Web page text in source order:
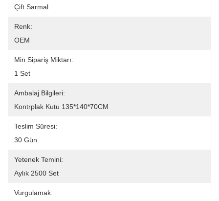
Çift ​​sarmal
Renk:
OEM
Min Sipariş Miktarı:
1 Set
Ambalaj Bilgileri:
Kontrplak Kutu 135*140*70CM
Teslim Süresi:
30 Gün
Yetenek Temini:
Aylık 2500 Set
Vurgulamak: